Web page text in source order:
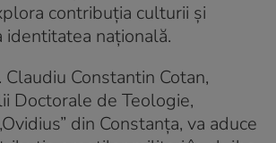
contribuția culturii și
națională.
Claudiu Constantin Cotan,
Doctorale de Teologie,
din Constanța, va aduce